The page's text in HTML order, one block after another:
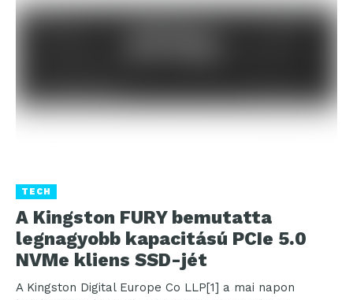
TECH
A Kingston FURY bemutatta
legnagyobb kapacitású PCIe 5.0
NVMe kliens SSD-jét
A Kingston Digital Europe Co LLP[1] a mai napon